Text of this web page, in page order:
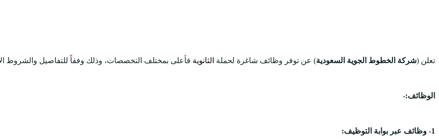
تعلن (شركة الخطوط الجوية السعودية) عن توفر وظائف شاغرة لحملة الثانوية فأعلى بمختلف التخصصات، وذلك وفقاً للتفاصيل والشروط
الوظائف:-
1- وظائف عبر بوابة التوظيف: